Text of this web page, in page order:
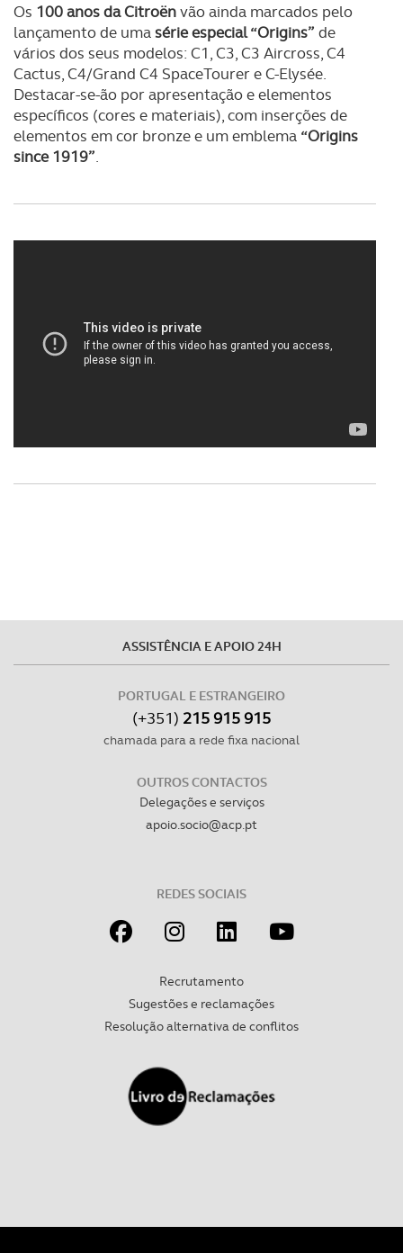
Os 100 anos da Citroënvão ainda marcados pelo
lançamento de umasérie especial “Origins” de
vários dos seus modelos: C1, C3, C3 Aircross, C4
Cactus, C4/Grand C4 SpaceTourer e C-Elysée.
Destacar-se-ão por apresentação e elementos
específicos (cores e materiais), com inserções de
elementos em cor bronze e um emblema “Origins
since 1919”.
ASSISTÊNCIA E APOIO 24H
PORTUGAL E ESTRANGEIRO
(+351) 215 915 915
chamada para a rede fixa nacional
OUTROS CONTACTOS
Delegações e serviços
apoio.socio@acp.pt
REDES SOCIAIS
Recrutamento
Sugestões e reclamações
Resolução alternativa de conflitos